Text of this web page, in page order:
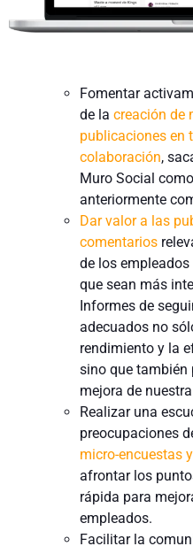
Fomentar
de la creación de
publicaciones en
colaboración,
Muro Social como
anteriormente
Dar valor a las
comentarios
de los
que sean más
Informes de
adecuados no
rendimiento y la
sino que también
mejora de
Realizar una
preocupaciones
micro-encuestas
afrontar los
rápida para
empleados.
Facilitar la